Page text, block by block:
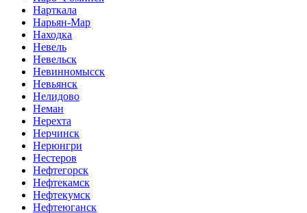
Нарткала
Нарьян-Мар
Находка
Невель
Невельск
Невинномысск
Невьянск
Нелидово
Неман
Нерехта
Нерчинск
Нерюнгри
Нестеров
Нефтегорск
Нефтекамск
Нефтекумск
Нефтеюганск